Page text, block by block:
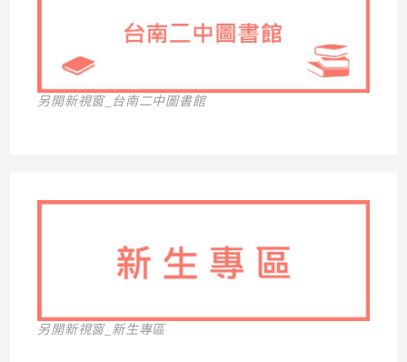
另開新視窗_台南二中圖書館
另開新視窗_新生專區